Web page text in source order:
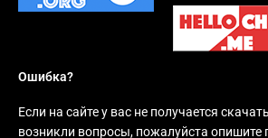
Ошибка?
Если на сайте у вас не получается
возникли вопросы, пожалуйста опишите